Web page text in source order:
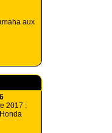
aux
2017 :